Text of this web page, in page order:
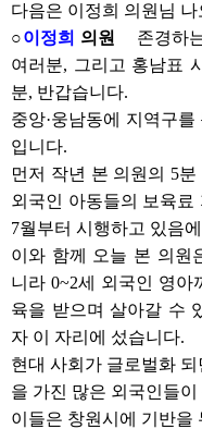
다음은 이정희 의원님
○이정희 의원
존경하
여러분, 그리고 홍남표
분, 반갑습니다.
중앙·웅남동에 지역구
입니다.
먼저 작년 본 의원의 5
외국인 아동들의 보육료
7월부터 시행하고 있음
이와 함께 오늘 본 의원
니라 0~2세 외국인 영아
육을 받으며 살아갈 수
자 이 자리에 섰습니다.
현대 사회가 글로벌화
을 가진 많은 외국인들
이들은 창원시에 기반을